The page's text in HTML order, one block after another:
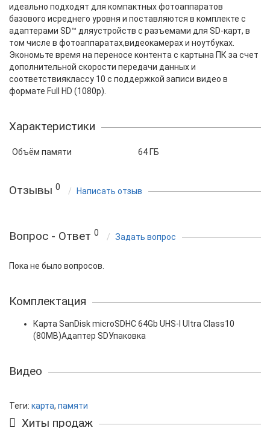
идеально подходят для компактных фотоаппаратов
базового исреднего уровня и поставляются в комплекте с
адаптерами SD™ дляустройств с разъемами для SD-карт, в
том числе в фотоаппаратах,видеокамерах и ноутбуках.
Экономьте время на переносе контента с картына ПК за счет
дополнительной скорости передачи данных и
соответствияклассу 10 с поддержкой записи видео в
формате Full HD (1080p).
Характеристики
Объём памяти 64 ГБ
Отзывы 0 Написать отзыв
Вопрос - Ответ 0 Задать вопрос
Пока не было вопросов.
Комплектация
Карта SanDisk microSDHC 64Gb UHS-I Ultra Class10
(80MB)Адаптер SDУпаковка
Видео
Теги: карта, памяти
Хиты продаж